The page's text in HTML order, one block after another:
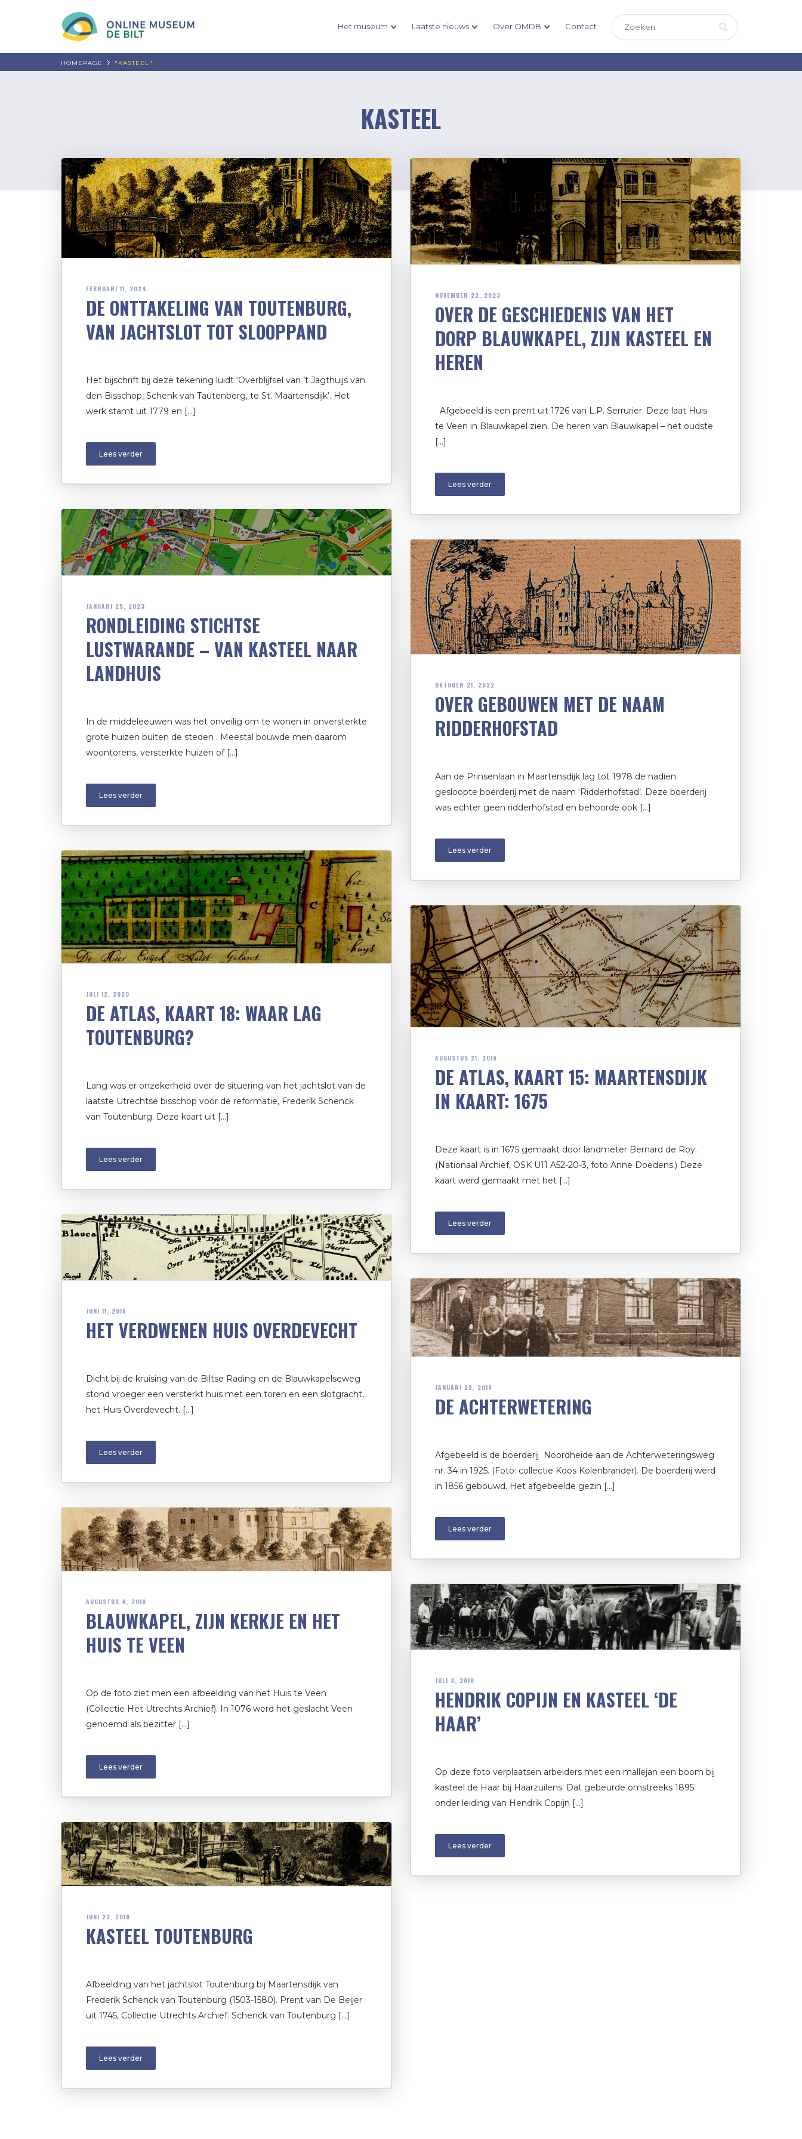
Het museum Laatste nieuws Over OMDB Contact
HOMEPAGE "KASTEEL"
KASTEEL
FEBRUARI 11, 2024
DE ONTTAKELING VAN TOUTENBURG,
VAN JACHTSLOT TOT SLOOPPAND
Het bijschrift bij deze tekening luidt ‘Overblijfsel van ’t Jagthuijs van
den Bisschop, Schenk van Tautenberg, te St. Maartensdijk’. Het
werk stamt uit 1779 en […]
Lees verder
NOVEMBER 22, 2023
OVER DE GESCHIEDENIS VAN HET
DORP BLAUWKAPEL, ZIJN KASTEEL EN
HEREN
Afgebeeld is een prent uit 1726 van L.P. Serrurier. Deze laat Huis
te Veen in Blauwkapel zien. De heren van Blauwkapel – het oudste
[…]
Lees verder
JANUARI 25, 2023
RONDLEIDING STICHTSE
LUSTWARANDE – VAN KASTEEL NAAR
LANDHUIS
In de middeleeuwen was het onveilig om te wonen in onversterkte
grote huizen buiten de steden . Meestal bouwde men daarom
woontorens, versterkte huizen of […]
Lees verder
OKTOBER 21, 2022
OVER GEBOUWEN MET DE NAAM
RIDDERHOFSTAD
Aan de Prinsenlaan in Maartensdijk lag tot 1978 de nadien
gesloopte boerderij met de naam ‘Ridderhofstad’. Deze boerderij
was echter geen ridderhofstad en behoorde ook […]
Lees verder
JULI 12, 2020
DE ATLAS, KAART 18: WAAR LAG
TOUTENBURG?
Lang was er onzekerheid over de situering van het jachtslot van de
laatste Utrechtse bisschop voor de reformatie, Frederik Schenck
van Toutenburg. Deze kaart uit […]
Lees verder
AUGUSTUS 21, 2019
DE ATLAS, KAART 15: MAARTENSDIJK
IN KAART: 1675
Deze kaart is in 1675 gemaakt door landmeter Bernard de Roy.
(Nationaal Archief, OSK U11 A52-20-3, foto Anne Doedens.) Deze
kaart werd gemaakt met het […]
Lees verder
JUNI 11, 2019
HET VERDWENEN HUIS OVERDEVECHT
Dicht bij de kruising van de Biltse Rading en de Blauwkapelseweg
stond vroeger een versterkt huis met een toren en een slotgracht,
het Huis Overdevecht. […]
Lees verder
JANUARI 29, 2019
DE ACHTERWETERING
Afgebeeld is de boerderij Noordheide aan de Achterweteringsweg
nr. 34 in 1925. (Foto: collectie Koos Kolenbrander). De boerderij werd
in 1856 gebouwd. Het afgebeelde gezin […]
Lees verder
AUGUSTUS 4, 2018
BLAUWKAPEL, ZIJN KERKJE EN HET
HUIS TE VEEN
Op de foto ziet men een afbeelding van het Huis te Veen
(Collectie Het Utrechts Archief). In 1076 werd het geslacht Veen
genoemd als bezitter […]
Lees verder
JULI 3, 2018
HENDRIK COPIJN EN KASTEEL ‘DE
HAAR’
Op deze foto verplaatsen arbeiders met een mallejan een boom bij
kasteel de Haar bij Haarzuilens. Dat gebeurde omstreeks 1895
onder leiding van Hendrik Copijn […]
Lees verder
JUNI 22, 2018
KASTEEL TOUTENBURG
Afbeelding van het jachtslot Toutenburg bij Maartensdijk van
Frederik Schenck van Toutenburg (1503-1580). Prent van De Beijer
uit 1745, Collectie Utrechts Archief. Schenck van Toutenburg […]
Lees verder